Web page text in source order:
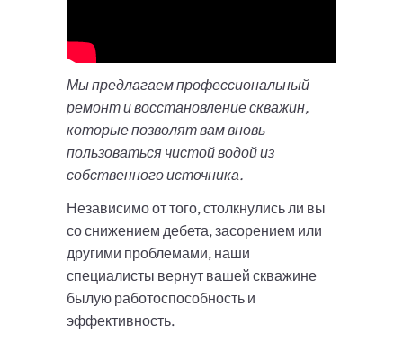
Мы предлагаем профессиональный
ремонт и восстановление скважин,
которые позволят вам вновь
пользоваться чистой водой из
собственного источника.
Независимо от того, столкнулись ли вы
со снижением дебета, засорением или
другими проблемами, наши
специалисты вернут вашей скважине
былую работоспособность и
эффективность.